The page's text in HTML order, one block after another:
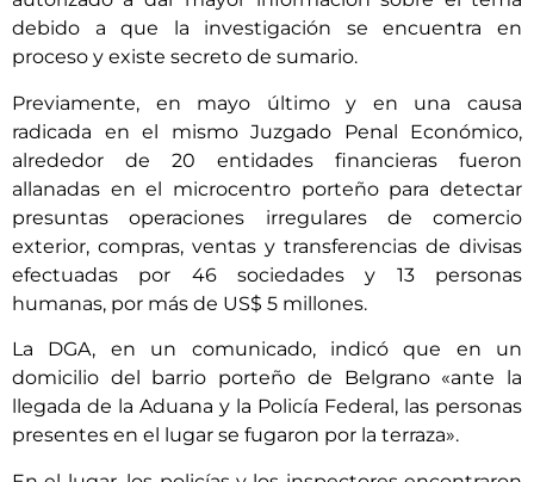
debido a que la investigación se encuentra en
proceso y existe secreto de sumario.
Previamente, en mayo último y en una causa
radicada en el mismo Juzgado Penal Económico,
alrededor de 20 entidades financieras fueron
allanadas en el microcentro porteño para detectar
presuntas operaciones irregulares de comercio
exterior, compras, ventas y transferencias de divisas
efectuadas por 46 sociedades y 13 personas
humanas, por más de US$ 5 millones.
La DGA, en un comunicado, indicó que en un
domicilio del barrio porteño de Belgrano «ante la
llegada de la Aduana y la Policía Federal, las personas
presentes en el lugar se fugaron por la terraza».